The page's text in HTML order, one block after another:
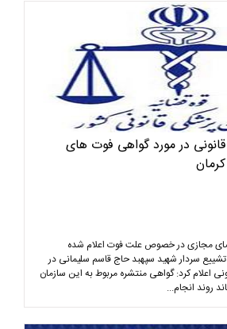
در مورد گواهی فوت های
مجازی در خصوص علت فوت اعلام شده
سردار شهید سپهبد حاج قاسم سلیمانی در
اعلام کرد: گواهی منتشره مربوط به این سازمان
روند انجام...